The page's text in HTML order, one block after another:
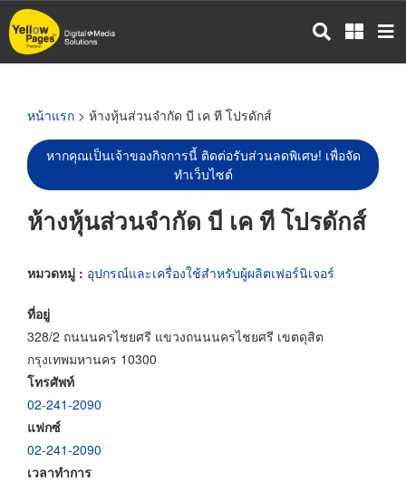
ข้าม
ไป
หน้าแรก > ห้างหุ้นส่วนจำกัด บี เค ที โปรดักส์
หากคุณเป็นเจ้าของกิจการนี้ ติดต่อรับส่วนลดพิเศษ! เพื่อจัด
ทำเว็บไซต์
ห้างหุ้นส่วนจำกัด บี เค ที โปรดักส์
หมวดหมู่ : อุปกรณ์และเครื่องใช้สำหรับผู้ผลิตเฟอร์นิเจอร์
ที่อยู่
328/2 ถนนนครไชยศรี แขวงถนนนครไชยศรี เขตดุสิต
กรุงเทพมหานคร 10300
โทรศัพท์
02-241-2090
แฟกซ์
02-241-2090
เวลาทำการ